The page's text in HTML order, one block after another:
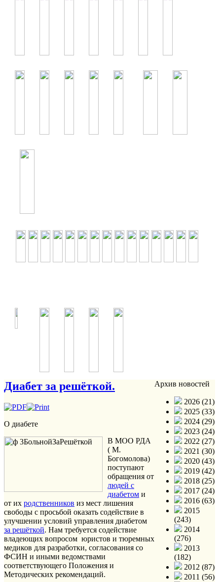
Диабет за решёткой.
О диабете
В МОО РДА
( М.
Богомолова)
поступают
обращения от
людей с
диабетом и
от их родственников из мест лишения
свободы с просьбой оказать содействие в
улучшении условий управления диабетом
за решёткой. Нам требуется содействие
владеющих вопросом юристов и тюремных
медиков для разработки, согласования со
ФСИН и иными ведомствами
соответствующего Положения и
Методических рекомендаций.
Архив новостей
2026 (21)
2025 (33)
2024 (29)
2023 (24)
2022 (27)
2021 (30)
2020 (43)
2019 (42)
2018 (25)
2017 (24)
2016 (63)
2015
(243)
2014
(276)
2013
(182)
2012 (87)
2011 (56)